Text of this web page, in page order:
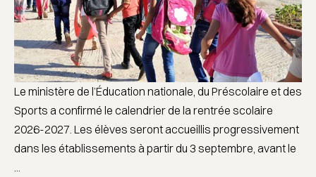
Le ministère de l’Éducation nationale, du Préscolaire et des
Sports a confirmé le calendrier de la rentrée scolaire
2026-2027. Les élèves seront accueillis progressivement
dans les établissements à partir du 3 septembre, avant le
...